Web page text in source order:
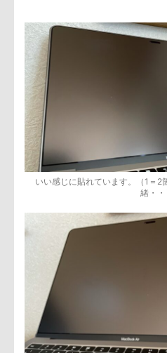
いい感じに貼れています。（1＝2
緒・・